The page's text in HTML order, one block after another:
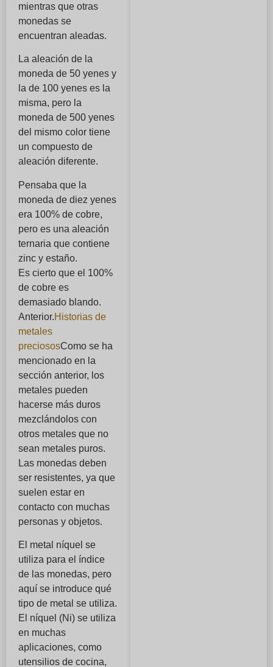
mientras que otras
monedas se
encuentran aleadas.
La aleación de la
moneda de 50 yenes y
la de 100 yenes es la
misma, pero la
moneda de 500 yenes
del mismo color tiene
un compuesto de
aleación diferente.
Pensaba que la
moneda de diez yenes
era 100% de cobre,
pero es una aleación
ternaria que contiene
zinc y estaño.
Es cierto que el 100%
de cobre es
demasiado blando.
Anterior.Historias de
metales
preciososComo se ha
mencionado en la
sección anterior, los
metales pueden
hacerse más duros
mezclándolos con
otros metales que no
sean metales puros.
Las monedas deben
ser resistentes, ya que
suelen estar en
contacto con muchas
personas y objetos.
El metal níquel se
utiliza para el índice
de las monedas, pero
aquí se introduce qué
tipo de metal se utiliza.
El níquel (Ni) se utiliza
en muchas
aplicaciones, como
utensilios de cocina,